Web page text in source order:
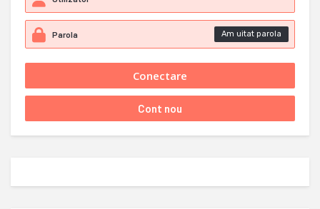
Am uitat parola